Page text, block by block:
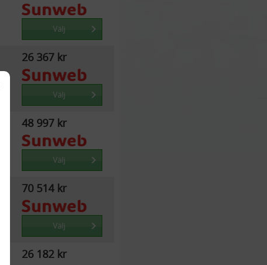
Välj
26 367 kr
Välj
48 997 kr
Välj
70 514 kr
Välj
26 182 kr